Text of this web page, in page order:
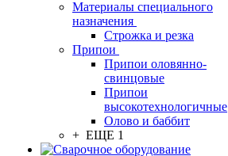
Материалы специального
назначения
Строжка и резка
Припои
Припои оловянно-
свинцовые
Припои
высокотехнологичные
Олово и баббит
+ ЕЩЕ 1